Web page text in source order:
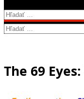
Hľadať:
Hľadať:
The 69